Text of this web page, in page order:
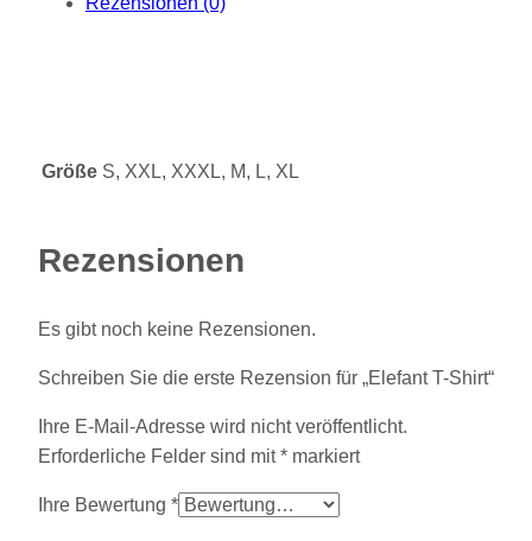
Größe S, XXL, XXXL, M, L, XL
Rezensionen
Es gibt noch keine Rezensionen.
Schreiben Sie die erste Rezension für „Elefant T-Shirt“
Ihre E-Mail-Adresse wird nicht veröffentlicht.
Erforderliche Felder sind mit* markiert
Ihre Bewertung *